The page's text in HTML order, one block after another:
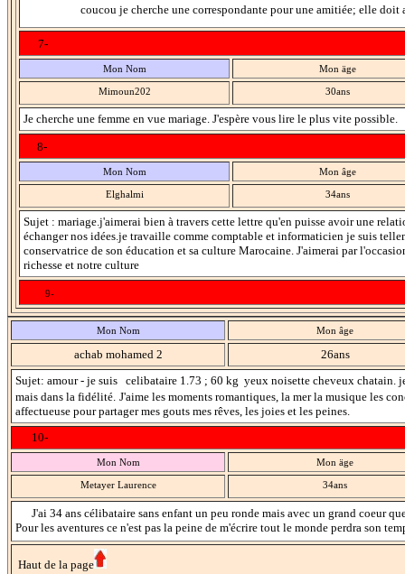
coucou je cherche une correspondante pour une amitiée; elle
7-
Mon Nom Mon äge
Mimoun202 30ans
Je cherche une femme en vue mariage. J'espère vous lire le plus vite possible.
8-
Mon Nom Mon âge
Elghalmi 34ans
Sujet : mariage.j'aimerai bien à travers cette lettre qu'en puisse avoir une
échanger nos idées.je travaille comme comptable et informaticien je suis
conservatrice de son éducation et sa culture Marocaine. J'aimerai par
richesse et notre culture
9-
Mon Nom Mon âge
achab mohamed 2
26ans
Sujet: amour - je suis celibataire 1.73 ; 60 kg yeux noisette cheveux chatain.
mais dans la fidélité. J'aime les moments romantiques, la mer la musique les
affectueuse pour partager mes gouts mes rêves, les joies et les peines.
10-
Mon Nom Mon äge
Metayer Laurence 34ans
J'ai 34 ans célibataire sans enfant un peu ronde mais avec un grand coeur
Pour les aventures ce n'est pas la peine de m'écrire tout le monde perdra son
Haut de la page